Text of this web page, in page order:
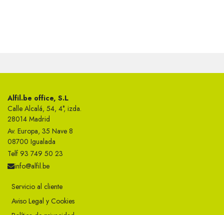
Alfil.be office, S.L
Calle Alcalá, 54, 4°, izda.
28014 Madrid
Av. Europa, 35 Nave 8
08700 Igualada
Telf 93 749 50 23
info@alfil.be
Servicio al cliente
Aviso Legal y Cookies